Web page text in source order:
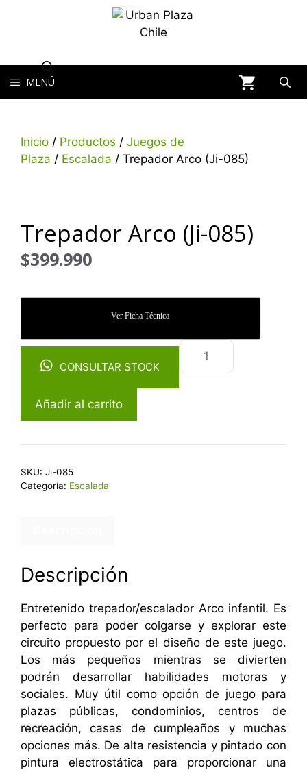
MENÚ
Inicio / Productos / Juegos de
Plaza / Escalada / Trepador Arco (Ji-085)
Trepador Arco (Ji-085)
$399.990
Ver Ficha Técnica
CONSULTAR STOCK
Añadir al carrito
SKU: Ji-085
Categoría: Escalada
Descripción
Entretenido trepador/escalador Arco infantil. Es
perfecto para poder colgarse y explorar este
circuito propuesto por el diseño de este juego.
Los más pequeños mientras se divierten
podrán desarrollar habilidades motoras y
sociales. Muy útil como opción de juego para
plazas públicas, condominios, centros de
recreación, casas de cumpleaños y muchas
opciones más. De alta resistencia y pintado con
pintura electrostática para proporcionar una